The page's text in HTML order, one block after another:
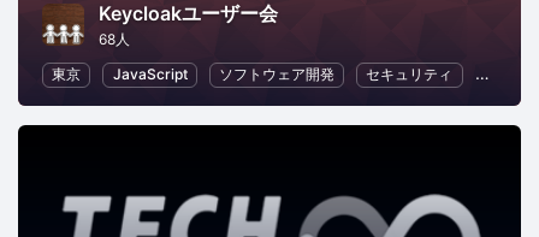
Keycloakユーザー会
68人
東京
JavaScript ソフトウェア開発 セキュリティ オープ